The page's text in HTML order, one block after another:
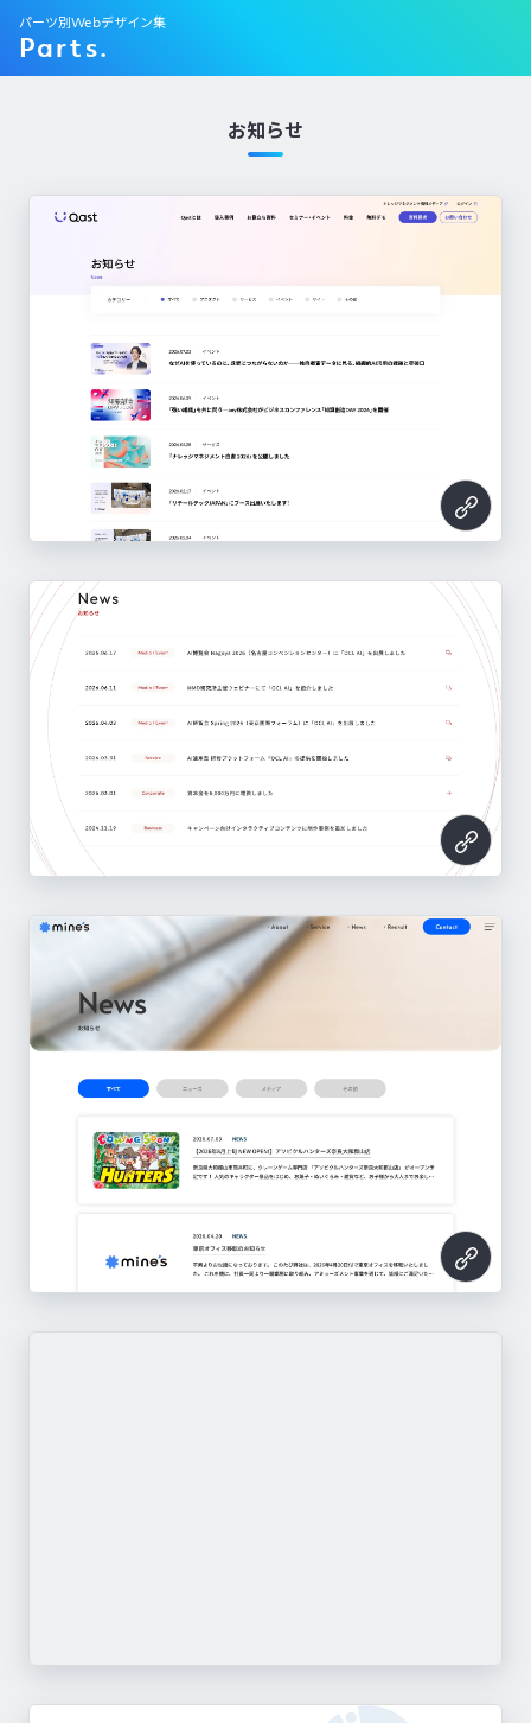
Parts.
パーツ別Webデザイン集
お知らせ